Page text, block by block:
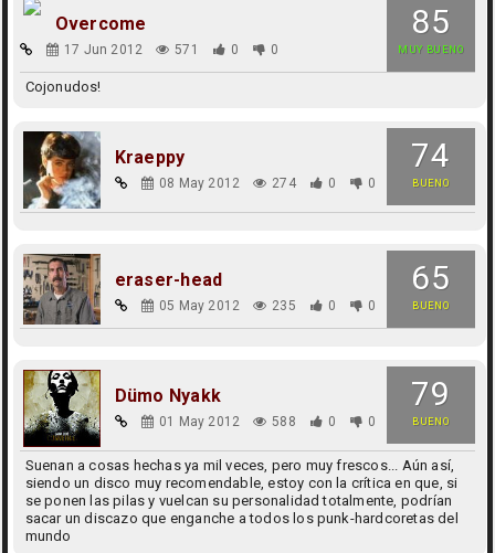
85
MUY BUENO
Overcome
17 Jun 2012 571 0 0
Cojonudos!
74
BUENO
Kraeppy
08 May 2012 274 0 0
65
BUENO
eraser-head
05 May 2012 235 0 0
79
BUENO
Dümo Nyakk
01 May 2012 588 0 0
Suenan a cosas hechas ya mil veces, pero muy frescos... Aún así,
siendo un disco muy recomendable, estoy con la crítica en que, si
se ponen las pilas y vuelcan su personalidad totalmente, podrían
sacar un discazo que enganche a todos los punk-hardcoretas del
mundo